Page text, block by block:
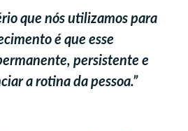
que nós utilizamos para
é que esse
persistente e
a rotina da pessoa.”